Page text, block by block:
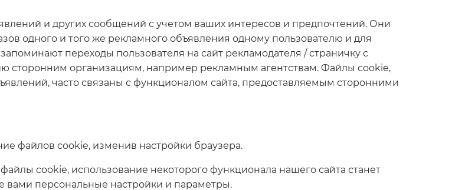
и других сообщений с учетом ваших интересов и предпочтений. Они
одного и того же рекламного объявления одному пользователю и для
переходы пользователя на сайт рекламодателя / страничку с
сторонним организациям, например рекламным агентствам. Файлы cookie,
часто связаны с функционалом сайта, предоставляемым сторонними
файлов cookie, изменив настройки браузера.
cookie, использование некоторого функционала нашего сайта станет
персональные настройки и параметры.